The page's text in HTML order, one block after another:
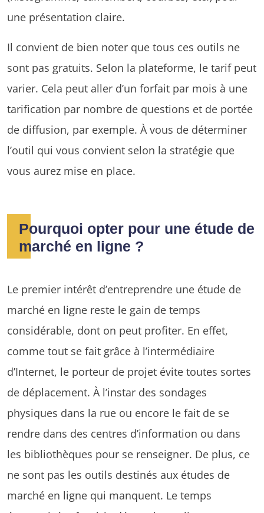
une présentation claire.
Il convient de bien noter que tous ces outils ne
sont pas gratuits. Selon la plateforme, le tarif peut
varier. Cela peut aller d’un forfait par mois à une
tarification par nombre de questions et de portée
de diffusion, par exemple. À vous de déterminer
l’outil qui vous convient selon la stratégie que
vous aurez mise en place.
Pourquoi opter pour une étude de
marché en ligne ?
Le premier intérêt d’entreprendre une étude de
marché en ligne reste le gain de temps
considérable, dont on peut profiter. En effet,
comme tout se fait grâce à l’intermédiaire
d’Internet, le porteur de projet évite toutes sortes
de déplacement. À l’instar des sondages
physiques dans la rue ou encore le fait de se
rendre dans des centres d’information ou dans
les bibliothèques pour se renseigner. De plus, ce
ne sont pas les outils destinés aux études de
marché en ligne qui manquent. Le temps